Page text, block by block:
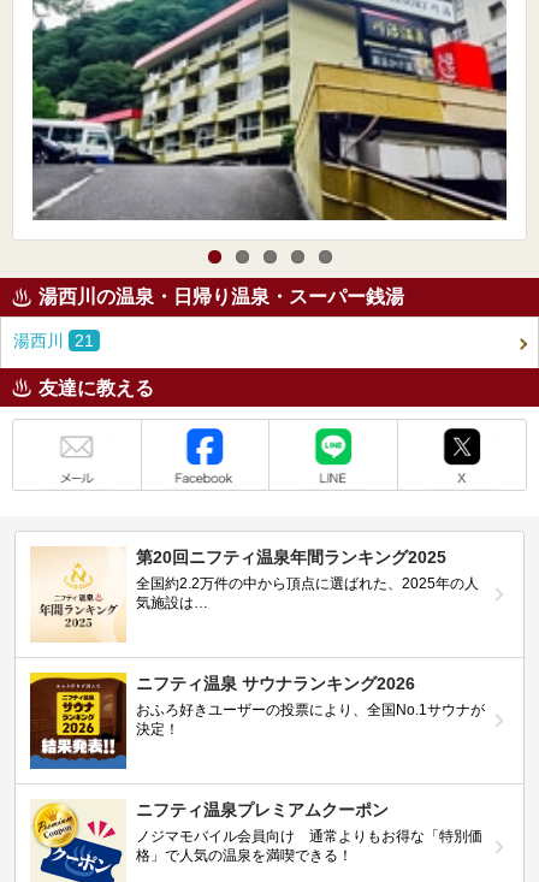
湯西川の温泉・日帰り温泉・スーパー銭湯
湯西川 21
友達に教える
第20回ニフティ温泉年間ランキング2025
全国約2.2万件の中から頂点に選ばれた、2025年の人
気施設は…
ニフティ温泉 サウナランキング2026
おふろ好きユーザーの投票により、全国No.1サウナが
決定！
ニフティ温泉プレミアムクーポン
ノジマモバイル会員向け 通常よりもお得な「特別価
格」で人気の温泉を満喫できる！